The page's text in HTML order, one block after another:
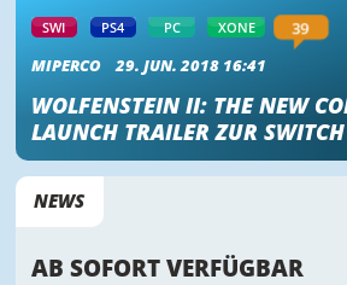
SWI PS4 PC XONE 39
MIPERCO 29. JUN. 2018 16:41
WOLFENSTEIN II: THE NEW
LAUNCH TRAILER ZUR
NEWS
AB SOFORT VERFÜGBAR